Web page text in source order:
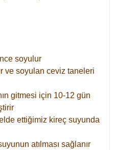
soyulur
ve soyulan ceviz taneleri
gitmesi için 10-12 gün
ettiğimiz kireç suyunda
atılması sağlanır